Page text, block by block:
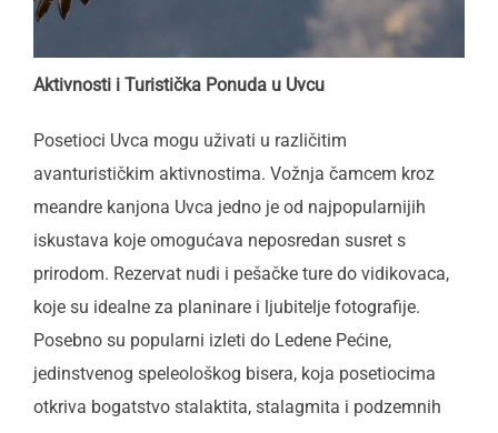
Aktivnosti i Turistička Ponuda u Uvcu
Posetioci Uvca mogu uživati u različitim
avanturističkim aktivnostima. Vožnja čamcem kroz
meandre kanjona Uvca jedno je od najpopularnijih
iskustava koje omogućava neposredan susret s
prirodom. Rezervat nudi i pešačke ture do vidikovaca,
koje su idealne za planinare i ljubitelje fotografije.
Posebno su popularni izleti do Ledene Pećine,
jedinstvenog speleološkog bisera, koja posetiocima
otkriva bogatstvo stalaktita, stalagmita i podzemnih